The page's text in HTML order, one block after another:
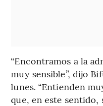
“Encontramos a la
muy sensible”, dijo
lunes. “Entienden
que, en este sentido,